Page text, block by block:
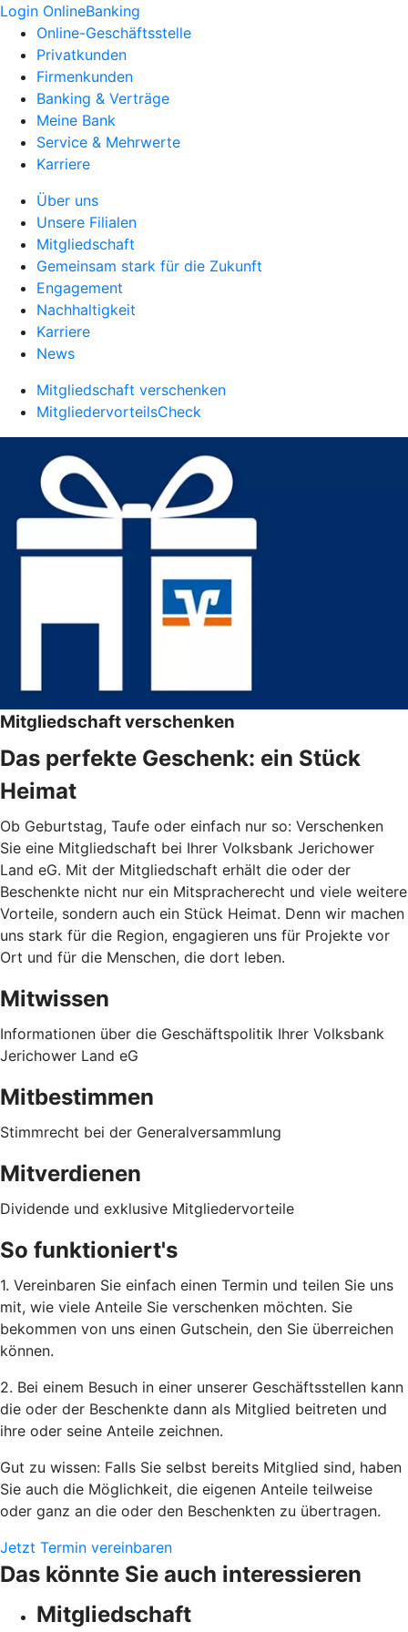
Login OnlineBanking
Online-Geschäftsstelle
Privatkunden
Firmenkunden
Banking & Verträge
Meine Bank
Service & Mehrwerte
Karriere
Über uns
Unsere Filialen
Mitgliedschaft
Gemeinsam stark für die Zukunft
Engagement
Nachhaltigkeit
Karriere
News
Mitgliedschaft verschenken
MitgliedervorteilsCheck
Mitgliedschaft verschenken
Das perfekte Geschenk: ein Stück
Heimat
Ob Geburtstag, Taufe oder einfach nur so: Verschenken
Sie eine Mitgliedschaft bei Ihrer Volksbank Jerichower
Land eG. Mit der Mitgliedschaft erhält die oder der
Beschenkte nicht nur ein Mitspracherecht und viele weitere
Vorteile, sondern auch ein Stück Heimat. Denn wir machen
uns stark für die Region, engagieren uns für Projekte vor
Ort und für die Menschen, die dort leben.
Mitwissen
Informationen über die Geschäftspolitik Ihrer Volksbank
Jerichower Land eG
Mitbestimmen
Stimmrecht bei der Generalversammlung
Mitverdienen
Dividende und exklusive Mitgliedervorteile
So funktioniert's
1. Vereinbaren Sie einfach einen Termin und teilen Sie uns
mit, wie viele Anteile Sie verschenken möchten. Sie
bekommen von uns einen Gutschein, den Sie überreichen
können.
2. Bei einem Besuch in einer unserer Geschäftsstellen kann
die oder der Beschenkte dann als Mitglied beitreten und
ihre oder seine Anteile zeichnen.
Gut zu wissen: Falls Sie selbst bereits Mitglied sind, haben
Sie auch die Möglichkeit, die eigenen Anteile teilweise
oder ganz an die oder den Beschenkten zu übertragen.
Jetzt Termin vereinbaren
Das könnte Sie auch interessieren
Mitgliedschaft